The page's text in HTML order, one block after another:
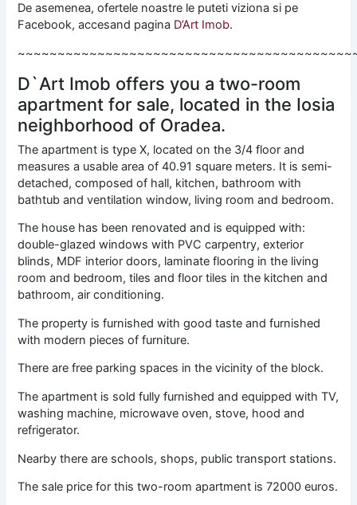
De asemenea, ofertele noastre le puteti viziona si pe
Facebook, accesand pagina D’Art Imob.
D`Art Imob offers you a two-room
apartment for sale, located in the Iosia
neighborhood of Oradea.
The apartment is type X, located on the 3/4 floor and
measures a usable area of ​​40.91 square meters. It is semi-
detached, composed of hall, kitchen, bathroom with
bathtub and ventilation window, living room and bedroom.
The house has been renovated and is equipped with:
double-glazed windows with PVC carpentry, exterior
blinds, MDF interior doors, laminate flooring in the living
room and bedroom, tiles and floor tiles in the kitchen and
bathroom, air conditioning.
The property is furnished with good taste and furnished
with modern pieces of furniture.
There are free parking spaces in the vicinity of the block.
The apartment is sold fully furnished and equipped with TV,
washing machine, microwave oven, stove, hood and
refrigerator.
Nearby there are schools, shops, public transport stations.
The sale price for this two-room apartment is 72000 euros.